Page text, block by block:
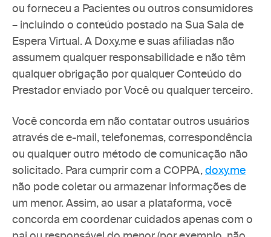
ou forneceu a Pacientes ou outros consumidores
– incluindo o conteúdo postado na Sua Sala de
Espera Virtual. A Doxy.me e suas afiliadas não
assumem qualquer responsabilidade e não têm
qualquer obrigação por qualquer Conteúdo do
Prestador enviado por Você ou qualquer terceiro.
Você concorda em não contatar outros usuários
através de e-mail, telefonemas, correspondência
ou qualquer outro método de comunicação não
solicitado. Para cumprir com a COPPA, doxy.me
não pode coletar ou armazenar informações de
um menor. Assim, ao usar a plataforma, você
concorda em coordenar cuidados apenas com o